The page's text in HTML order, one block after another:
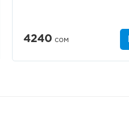
4240 сом